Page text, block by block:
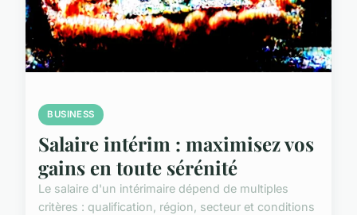
BUSINESS
Salaire intérim : maximisez vos
gains en toute sérénité
Le salaire d'un intérimaire dépend de multiples
critères : qualification, région, secteur et conditions